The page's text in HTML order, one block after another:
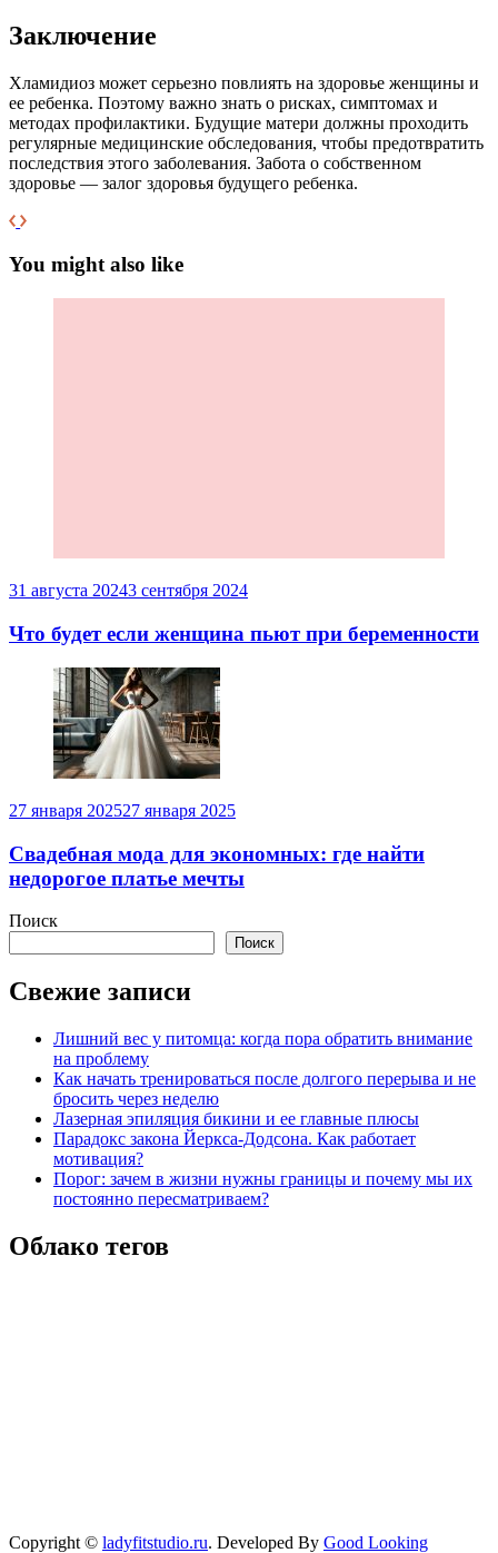
Заключение
Хламидиоз может серьезно повлиять на здоровье женщины и
ее ребенка. Поэтому важно знать о рисках, симптомах и
методах профилактики. Будущие матери должны проходить
регулярные медицинские обследования, чтобы предотвратить
последствия этого заболевания. Забота о собственном
здоровье — залог здоровья будущего ребенка.
You might also like
31 августа 20243 сентября 2024
Что будет если женщина пьют при беременности
27 января 202527 января 2025
Свадебная мода для экономных: где найти
недорогое платье мечты
Поиск
Поиск
Свежие записи
Лишний вес у питомца: когда пора обратить внимание
на проблему
Как начать тренироваться после долгого перерыва и не
бросить через неделю
Лазерная эпиляция бикини и ее главные плюсы
Парадокс закона Йеркса-Додсона. Как работает
мотивация?
Порог: зачем в жизни нужны границы и почему мы их
постоянно пересматриваем?
Облако тегов
Copyright © ladyfitstudio.ru. Developed By Good Looking